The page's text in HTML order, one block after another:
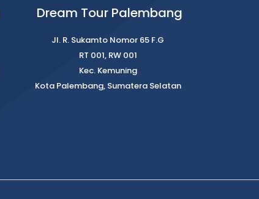
Dream Tour Palembang
Jl. R. Sukamto Nomor 65 F.G
RT 001, RW 001
Kec. Kemuning
Kota Palembang, Sumatera Selatan